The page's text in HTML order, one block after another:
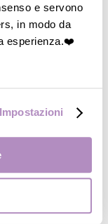
e servono
in modo da
esperienza.❤️
Impostazioni